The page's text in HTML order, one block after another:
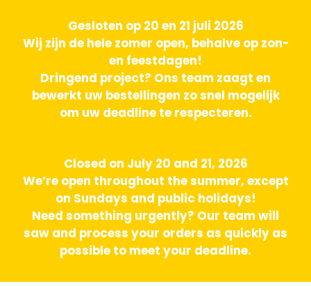
Gesloten op 20 en 21 juli 2026
Wij zijn de hele zomer open, behalve op zon-
en feestdagen!
Dringend project? Ons team zaagt en
bewerkt uw bestellingen zo snel mogelijk
om uw deadline te respecteren.
Closed on July 20 and 21, 2026
We’re open throughout the summer, except
on Sundays and public holidays!
Need something urgently? Our team will
saw and process your orders as quickly as
possible to meet your deadline.